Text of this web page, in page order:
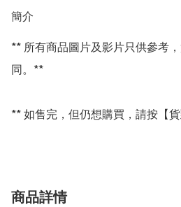
簡介
** 所有商品圖片及影片只供參考
同。**
** 如售完，但仍想購買，請按【
商品詳情